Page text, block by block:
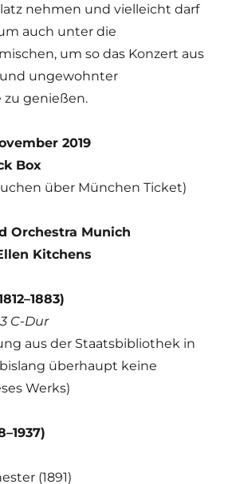
nehmen und vielleicht darf
auch unter die
um so das Konzert aus
ungewohnter
zu genießen.
2019
Box
über München Ticket)
Orchestra Munich
Kitchens
C-Dur
aus der Staatsbibliothek in
überhaupt keine
Werks)
(1891)